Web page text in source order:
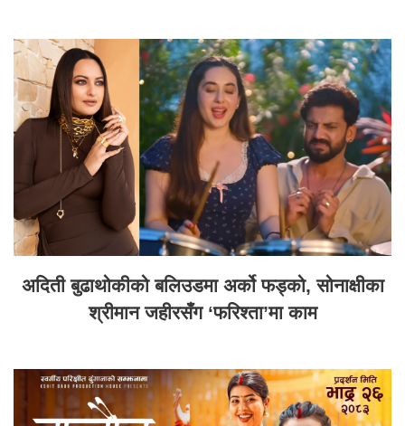
अदिती बुढाथोकीको बलिउडमा अर्को फड्को, सोनाक्षीका
श्रीमान जहीरसँग ‘फरिश्ता’मा काम